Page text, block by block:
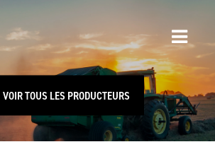
VOIR TOUS LES PRODUCTEURS